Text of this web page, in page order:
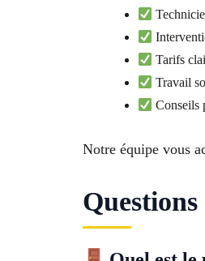
Tarifs
Travail
Conseils
Notre équipe vous